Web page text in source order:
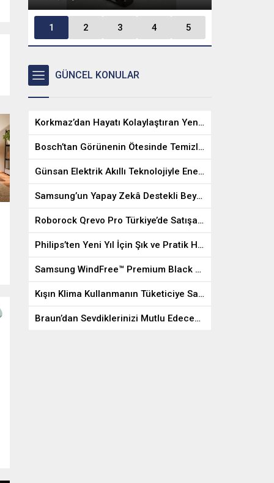
Samsung’un Yapay Zekâ Destekli
Beyaz Eşyalarıyla Yılbaşı Sofralarına
1 2 3 4 5
GÜNCEL KONULAR
Korkmaz’dan Hayatı Kolaylaştıran Yeni Bir Ürün
Bosch’tan Görünenin Ötesinde Temizlik: MicroClean Teknolojisi
Günsan Elektrik Akıllı Teknolojiyle Enerjiden Tasarruf Ettiriyor
Samsung’un Yapay Zekâ Destekli Beyaz Eşyalarıyla Yılbaşı Sofralarına ‘Akıllı’ Dokunuş
Roborock Qrevo Pro Türkiye’de Satışa Çıktı
Philips’ten Yeni Yıl İçin Şık ve Pratik Hediye Önerileri
Samsung WindFree™ Premium Black Klima: Akıllı Isıtma ve Şık Tasarım Bir Arada
Kışın Klima Kullanmanın Tüketiciye Sağladığı 7 Fayda
Braun’dan Sevdiklerinizi Mutlu Edecek Yeni Yıl Hediyeleri!